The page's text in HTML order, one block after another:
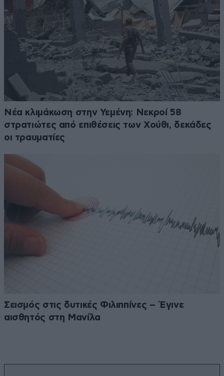
Νέα κλιμάκωση στην Υεμένη: Νεκροί 58
στρατιώτες από επιθέσεις των Χούθι, δεκάδες
οι τραυματίες
Σεισμός στις δυτικές Φιλιππίνες – Έγινε
αισθητός στη Μανίλα